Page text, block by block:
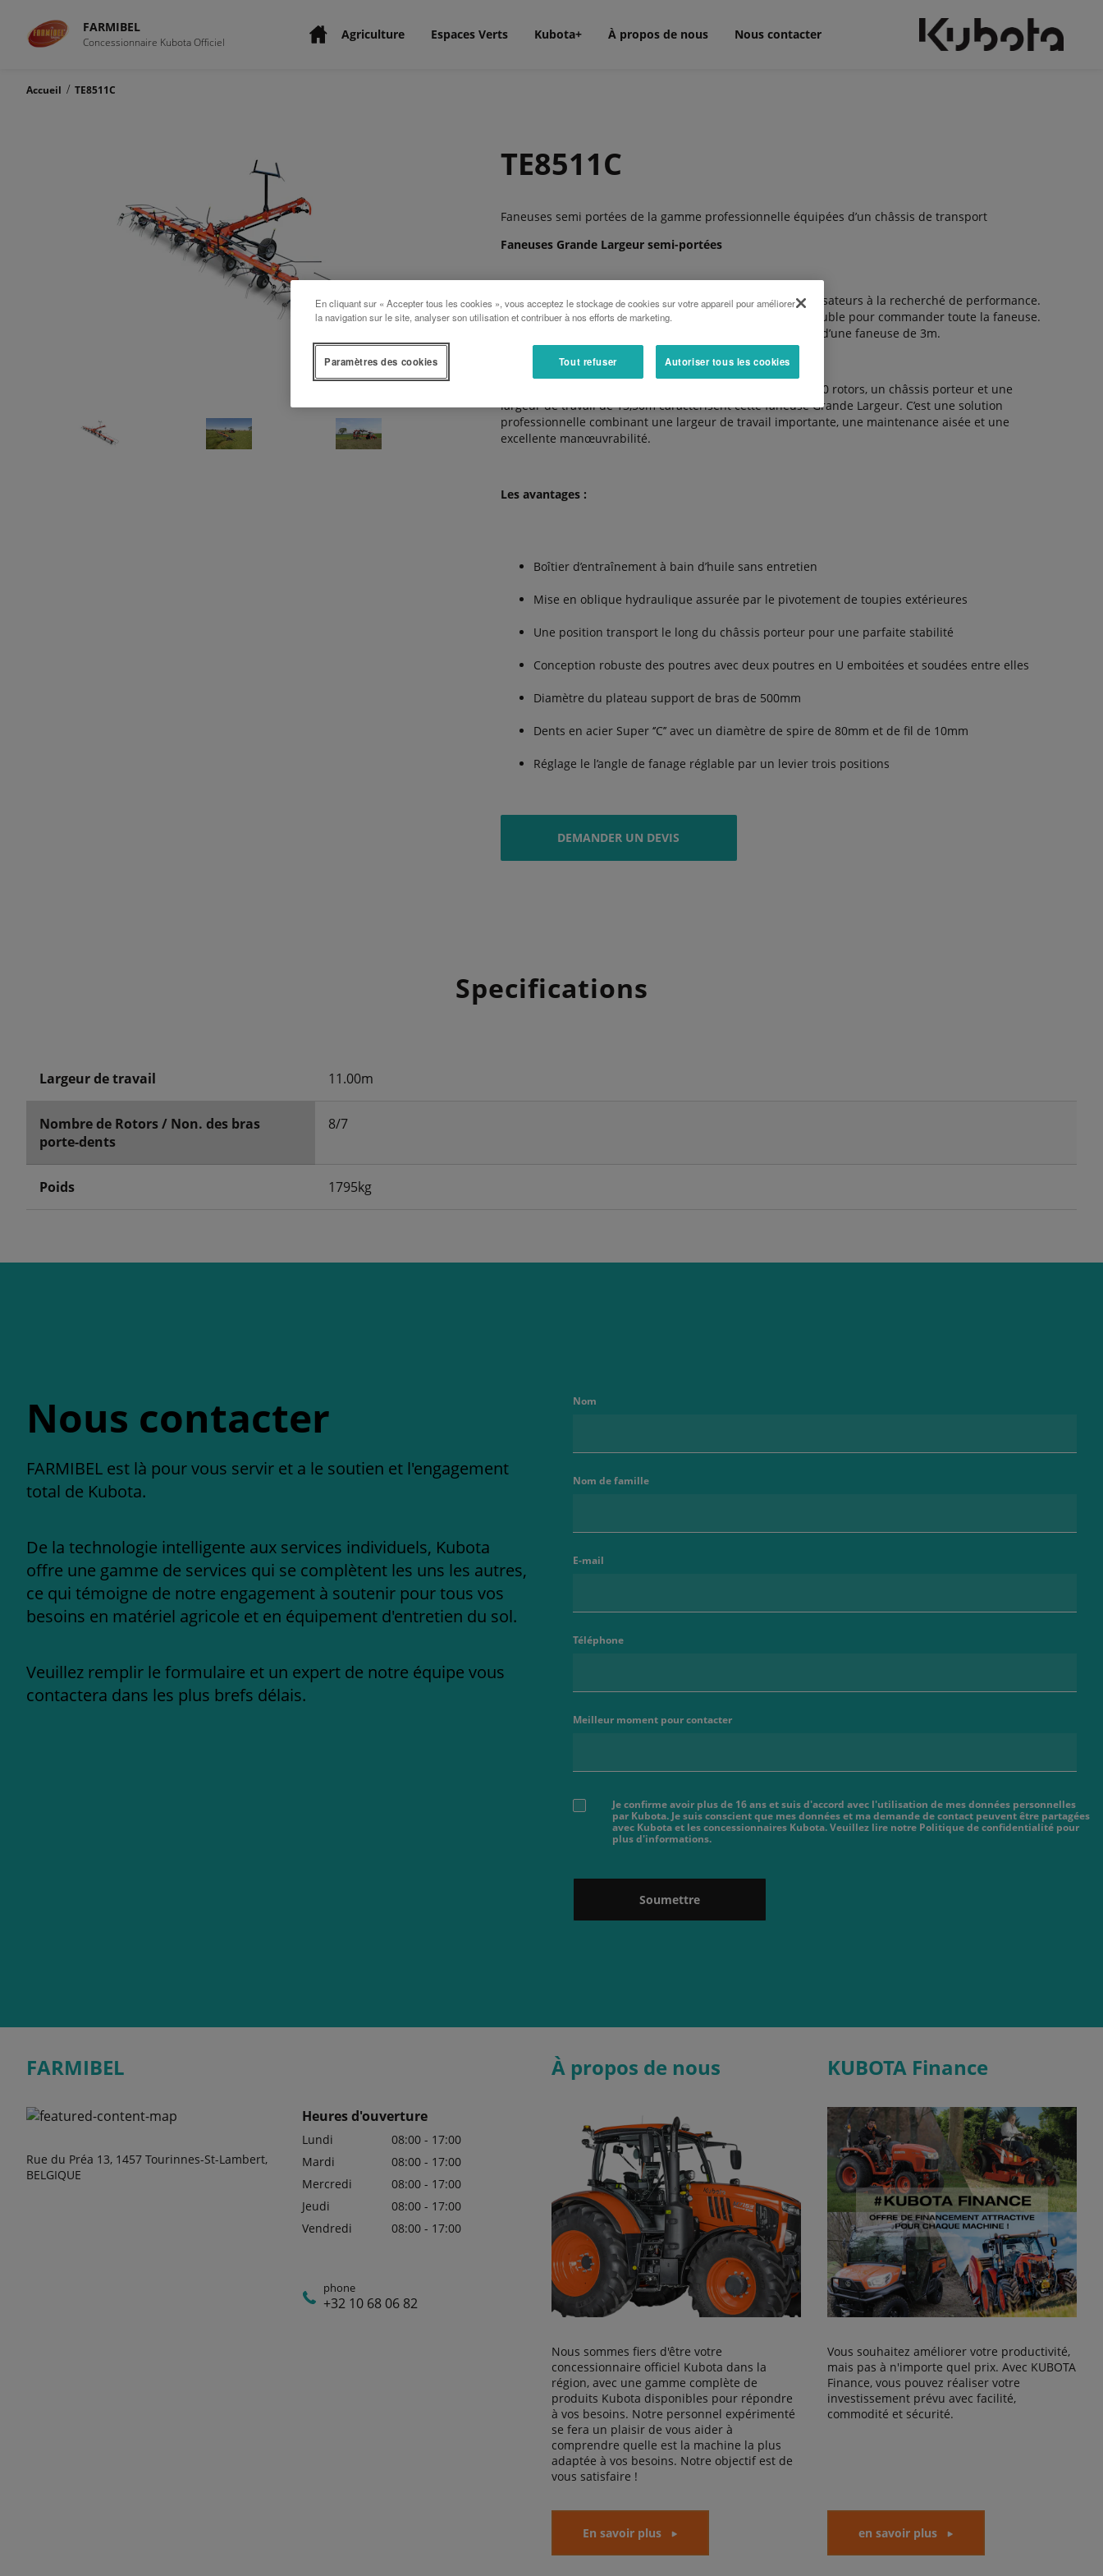
FARMIBEL
Concessionnaire Kubota Officiel Agriculture Espaces Verts Kubota+ À propos de nous Nous contacter
Accueil / TE8511C
TE8511C
Faneuses semi portées de la gamme professionnelle équipées d’un châssis de transport
Faneuses Grande Largeur semi-portées
Kubota TE 8511C offre un rendement inégalé pour les utilisateurs à la recherché de performance.
Vous avez uniquement besoin d’un simple effet et d’un double pour commander toute la faneuse.
8 rotors avec chacun 7 bras pouvant reprendre 4 andains d’une faneuse de 3m.
Kubota TE10514C – Un rendement exceptionnel avec ces 10 rotors, un châssis porteur et une
largeur de travail de 13,50m caractérisent cette faneuse Grande Largeur. C’est une solution
professionnelle combinant une largeur de travail importante, une maintenance aisée et une
excellente manœuvrabilité.
Les avantages :
Boîtier d’entraînement à bain d’huile sans entretien
Mise en oblique hydraulique assurée par le pivotement de toupies extérieures
Une position transport le long du châssis porteur pour une parfaite stabilité
Conception robuste des poutres avec deux poutres en U emboitées et soudées entre elles
Diamètre du plateau support de bras de 500mm
Dents en acier Super ‘’C’’ avec un diamètre de spire de 80mm et de fil de 10mm
Réglage le l’angle de fanage réglable par un levier trois positions
DEMANDER UN DEVIS
Specifications
Largeur de travail 11.00m
Nombre de Rotors / Non. des bras
porte-dents
8/7
Poids 1795kg
Nous contacter
FARMIBEL est là pour vous servir et a le soutien et l'engagement
total de Kubota.
De la technologie intelligente aux services individuels, Kubota
offre une gamme de services qui se complètent les uns les autres,
ce qui témoigne de notre engagement à soutenir pour tous vos
besoins en matériel agricole et en équipement d'entretien du sol.
Veuillez remplir le formulaire et un expert de notre équipe vous
contactera dans les plus brefs délais.
Nom
Nom de famille
E-mail
Téléphone
Meilleur moment pour contacter
Je confirme avoir plus de 16 ans et suis d'accord avec l'utilisation de mes données personnelles
par Kubota. Je suis conscient que mes données et ma demande de contact peuvent être partagées
avec Kubota et les concessionnaires Kubota. Veuillez lire notre Politique de confidentialité pour
plus d'informations.
Soumettre
FARMIBEL
Rue du Préa 13, 1457 Tourinnes-St-Lambert,
BELGIQUE
Heures d'ouverture
Lundi
08:00 - 17:00
Mardi
08:00 - 17:00
Mercredi
08:00 - 17:00
Jeudi
08:00 - 17:00
Vendredi
08:00 - 17:00
phone
+32 10 68 06 82
À propos de nous
Nous sommes fiers d'être votre
concessionnaire officiel Kubota dans la
région, avec une gamme complète de
produits Kubota disponibles pour répondre
à vos besoins. Notre personnel expérimenté
se fera un plaisir de vous aider à
comprendre quelle est la machine la plus
adaptée à vos besoins. Notre objectif est de
vous satisfaire !
En savoir plus
KUBOTA Finance
Vous souhaitez améliorer votre productivité,
mais pas à n'importe quel prix. Avec KUBOTA
Finance, vous pouvez réaliser votre
investissement prévu avec facilité,
commodité et sécurité.
en savoir plus
En cliquant sur « Accepter tous les cookies », vous acceptez le stockage de cookies sur votre appareil pour améliorer
la navigation sur le site, analyser son utilisation et contribuer à nos efforts de marketing.
Tout refuser Autoriser tous les cookies
Paramètres des cookies